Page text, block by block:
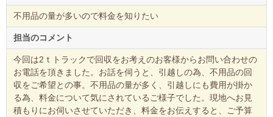
不用品の量が多いので料金を知りたい
担当のコメント
今回は2ｔトラックで回収をお考えのお客様からお問い合わせの
お電話を頂きました。お話を伺うと、引越しの為、不用品の回
収をご希望との事。不用品の量が多く、引越しにも費用が掛か
る為、料金について気にされているご様子でした。現地へお見
積もりにお伺いさせていただき、料金をお伝えすると、ご予算